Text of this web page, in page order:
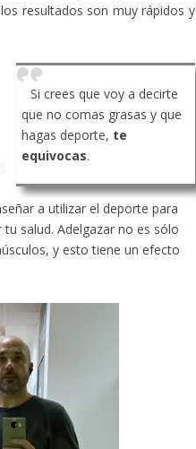
resultados son muy rápidos y
Si crees que voy a decirte
que no comas grasas y que
hagas deporte, te
equivocas.
a utilizar el deporte para
salud. Adelgazar no es sólo
y esto tiene un efecto